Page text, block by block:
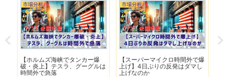
市場分析
【ホルムズ海峡でタンカー爆
破・炎上】テスラ、グーグルは
時間外で急落
市場分析
【スーパーマイクロ時間外で爆
上げ】4日ぶりの反発はダマし
上げなのか